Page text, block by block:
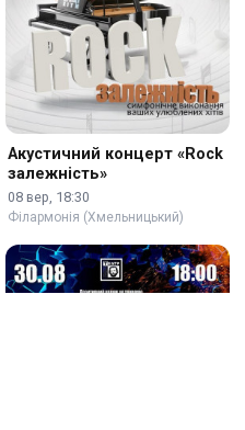
Акустичний концерт «Rock
залежність»
08 вер, 18:30
Філармонія (Хмельницький)